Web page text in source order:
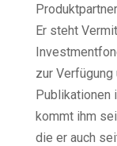
Produktpartner.
Er steht
zur
Publikationen
kommt ihm
die er auch